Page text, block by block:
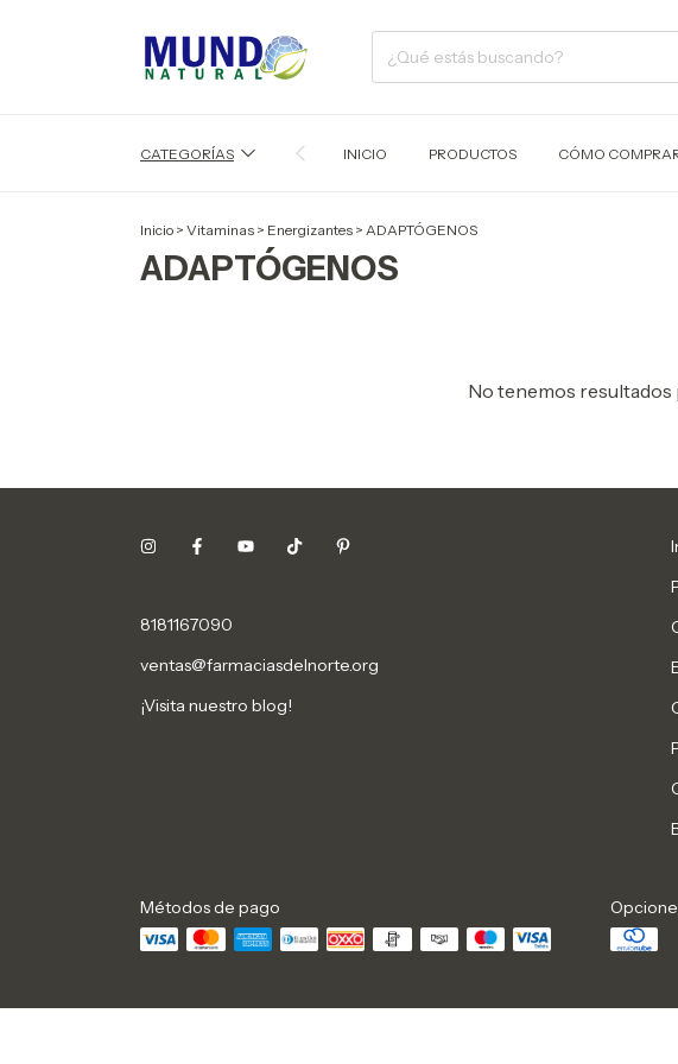
CATEGORÍAS INICIO PRODUCTOS CÓMO
Inicio > Vitaminas > Energizantes > ADAPTÓGENOS
ADAPTÓGENOS
No tenemos resultados
8181167090
ventas@farmaciasdelnorte.org
¡Visita nuestro blog!
Métodos de pago